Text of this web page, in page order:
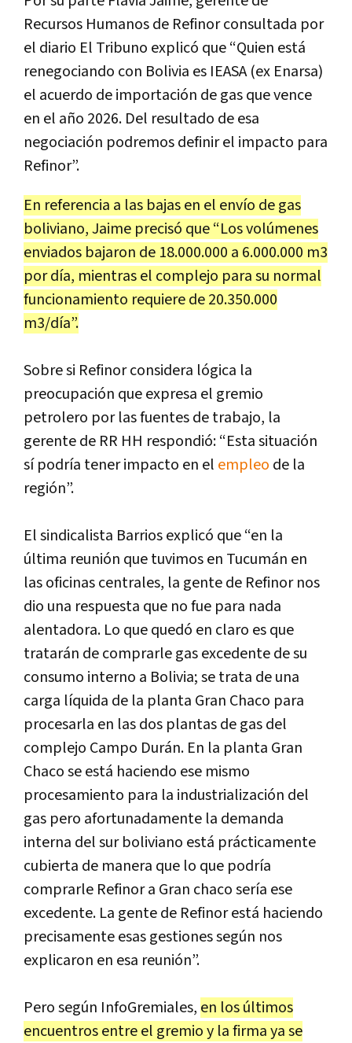
Recursos Humanos de Refinor consultada por
el diario El Tribuno explicó que “Quien está
renegociando con Bolivia es IEASA (ex Enarsa)
el acuerdo de importación de gas que vence
en el año 2026. Del resultado de esa
negociación podremos definir el impacto para
Refinor”.
En referencia a las bajas en el envío de gas
boliviano, Jaime precisó que “Los volúmenes
enviados bajaron de 18.000.000 a 6.000.000 m3
por día, mientras el complejo para su normal
funcionamiento requiere de 20.350.000
m3/día”.
Sobre si Refinor considera lógica la
preocupación que expresa el gremio
petrolero por las fuentes de trabajo, la
gerente de RR HH respondió: “Esta situación
sí podría tener impacto en el empleo de la
región”.
El sindicalista Barrios explicó que “en la
última reunión que tuvimos en Tucumán en
las oficinas centrales, la gente de Refinor nos
dio una respuesta que no fue para nada
alentadora. Lo que quedó en claro es que
tratarán de comprarle gas excedente de su
consumo interno a Bolivia; se trata de una
carga líquida de la planta Gran Chaco para
procesarla en las dos plantas de gas del
complejo Campo Durán. En la planta Gran
Chaco se está haciendo ese mismo
procesamiento para la industrialización del
gas pero afortunadamente la demanda
interna del sur boliviano está prácticamente
cubierta de manera que lo que podría
comprarle Refinor a Gran chaco sería ese
excedente. La gente de Refinor está haciendo
precisamente esas gestiones según nos
explicaron en esa reunión”.
Pero según InfoGremiales, en los últimos
encuentros entre el gremio y la firma ya se